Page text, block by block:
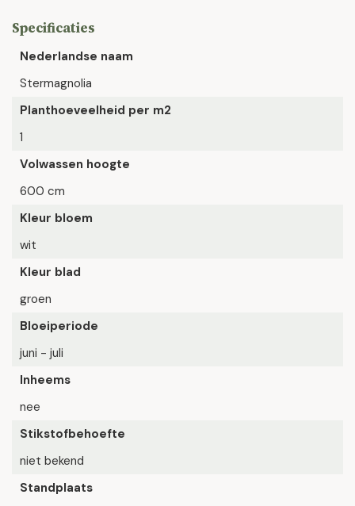
Specificaties
Nederlandse naam
Stermagnolia
Planthoeveelheid per m2
1
Volwassen hoogte
600 cm
Kleur bloem
wit
Kleur blad
groen
Bloeiperiode
juni - juli
Inheems
nee
Stikstofbehoefte
niet bekend
Standplaats